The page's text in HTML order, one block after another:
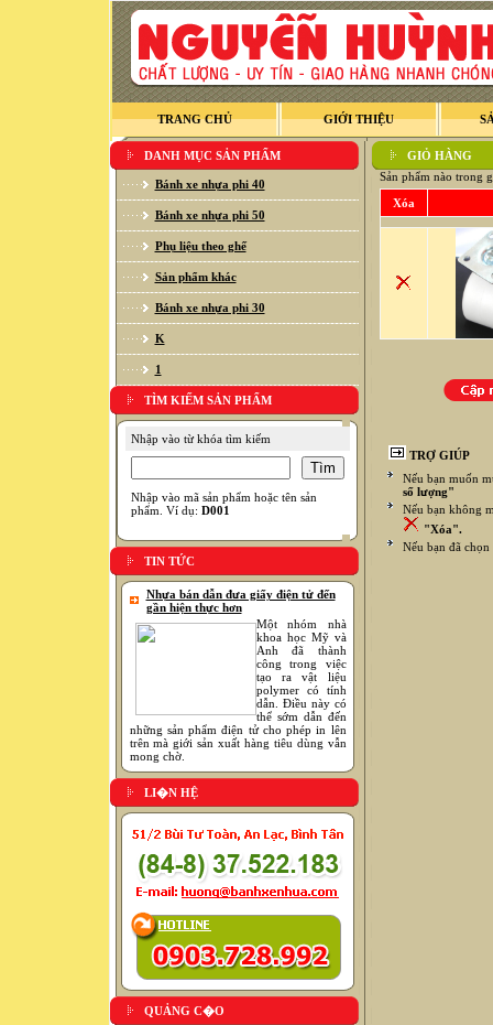
TRANG CHỦ GIỚI THIỆU
DANH MỤC SẢN PHẨM
Bánh xe nhựa phi 40
Bánh xe nhựa phi 50
Phụ liệu theo ghế
Sản phẩm khác
Bánh xe nhựa phi 30
K
1
TÌM KIẾM SẢN PHẨM
Nhập vào từ khóa tìm kiếm
Nhập vào mã sản phẩm hoặc tên sản
phẩm. Ví dụ: D001
TIN TỨC
Nhựa bán dẫn đưa giấy điện tử đến
gần hiện thực hơn
Một nhóm nhà
khoa học Mỹ và
Anh đã thành
công trong việc
tạo ra vật liệu
polymer có tính
dẫn. Điều này có
thể sớm dẫn đến
những sản phẩm điện tử cho phép in lên
trên mà giới sản xuất hàng tiêu dùng vẫn
mong chờ.
LI�N HỆ
QUẢNG C�O
GIỎ HÀNG
Sản phẩm nào trong
Xóa
TRỢ GIÚP
Nếu bạn muốn
số lượng"
Nếu bạn không
"Xóa".
Nếu bạn đã